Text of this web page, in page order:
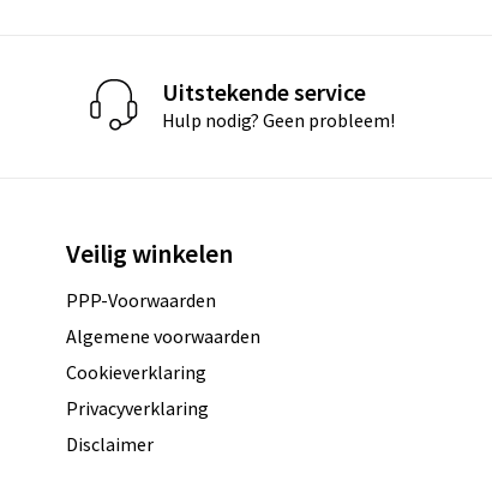
Uitstekende service
Hulp nodig? Geen probleem!
Veilig winkelen
PPP-Voorwaarden
Algemene voorwaarden
Cookieverklaring
Privacyverklaring
Disclaimer